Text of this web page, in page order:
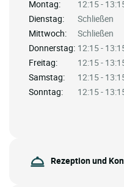
Montag:
12:15 -
Dienstag:
Schließen
Mittwoch:
Schließen
Donnerstag: 12:15 -
Freitag:
12:15 -
Samstag:
12:15 -
Sonntag:
12:15 -
Rezeption und